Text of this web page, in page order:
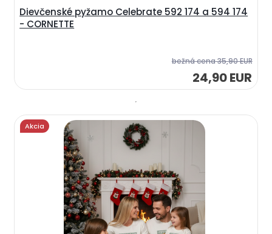
Dievčenské pyžamo Celebrate 592 174 a 594 174
- CORNETTE
bežná cena35,90 EUR
24,90 EUR
Akcia